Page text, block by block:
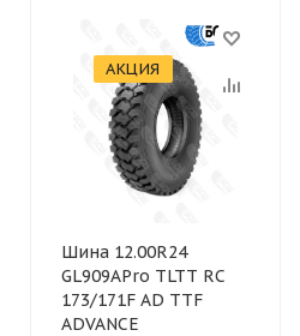
АКЦИЯ
Шина 12.00R24
GL909APro TLTT RC
173/171F AD ТTF
ADVANCE